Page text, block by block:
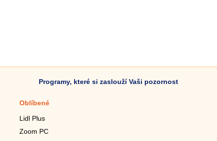
Programy, které si zaslouží Vaši pozornost
Oblíbené
Lidl Plus
Zoom PC